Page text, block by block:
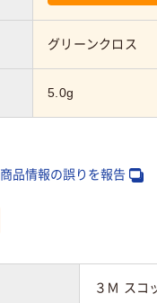
グリーンクロス
5.0g
商品情報の誤りを報告
３Ｍ スコ